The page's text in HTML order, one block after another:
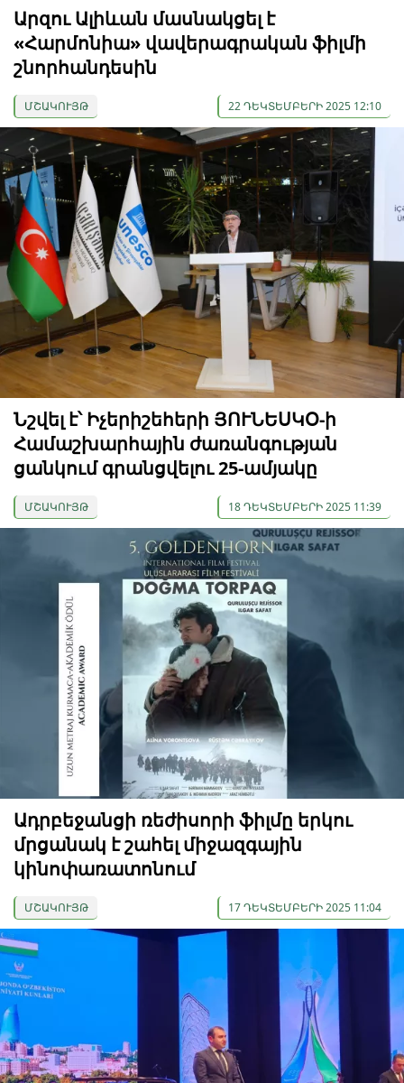
Արզու Ալիևան մասնակցել է
«Հարմոնիա» վավերագրական ֆիլմի
շնորհանդեսին
ՄՇԱԿՈՒՅԹ 22 ԴԵԿՏԵՄԲԵՐԻ 2025 12:10
Նշվել է՝ Իչերիշեհերի ՅՈՒՆԵՍԿՕ-ի
Համաշխարհային ժառանգության
ցանկում գրանցվելու 25-ամյակը
ՄՇԱԿՈՒՅԹ 18 ԴԵԿՏԵՄԲԵՐԻ 2025 11:39
Ադրբեջանցի ռեժիսորի ֆիլմը երկու
մրցանակ է շահել միջազգային
կինոփառատոնում
ՄՇԱԿՈՒՅԹ 17 ԴԵԿՏԵՄԲԵՐԻ 2025 11:04